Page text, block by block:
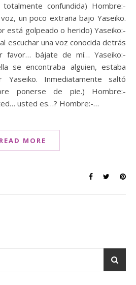
totalmente confundida) Hombre:-
un poco extraña bajo Yaseiko.
está golpeado o herido) Yaseiko:-
escuchar una voz conocida detrás
favor… bájate de mí… Yaseiko:-
se encontraba alguien, estaba
Yaseiko. Inmediatamente saltó
ponerse de pie.) Hombre:-
usted es…? Hombre:-…
READ MORE